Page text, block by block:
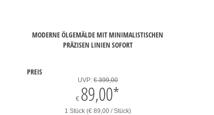
MODERNE ÖLGEMÄLDE MIT MINIMALISTISCHEN
PRÄZISEN LINIEN SOFORT
PREIS
UVP: € 399,00
€ 89,00*
1 Stück (€ 89,00 / Stück)